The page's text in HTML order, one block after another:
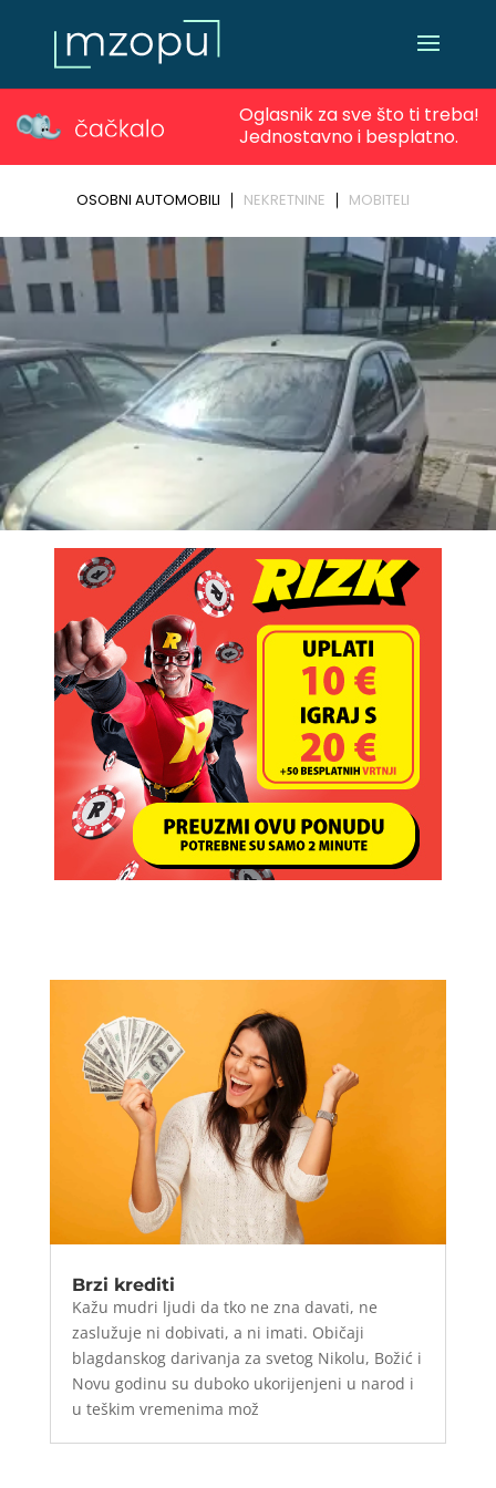
Brzi krediti
Kažu mudri ljudi da tko ne zna davati, ne
zaslužuje ni dobivati, a ni imati. Običaji
blagdanskog darivanja za svetog Nikolu, Božić i
Novu godinu su duboko ukorijenjeni u narod i
u teškim vremenima mož